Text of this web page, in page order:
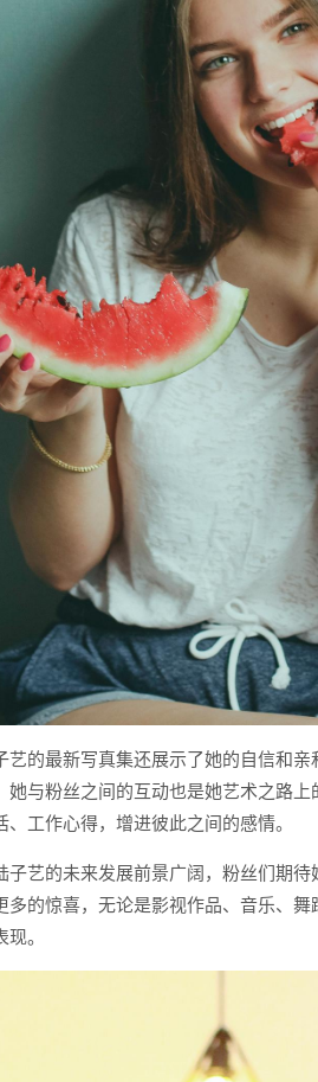
艺的最新写真集还展示了她的自信和
她与粉丝之间的互动也是她艺术之路
工作心得，增进彼此之间的感情。
子艺的未来发展前景广阔，粉丝们期
多的惊喜，无论是影视作品、音乐、
。